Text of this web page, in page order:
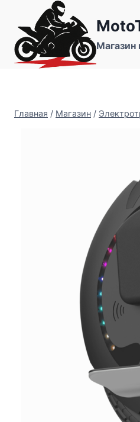
содержимому
Магазин
Главная / Магазин /